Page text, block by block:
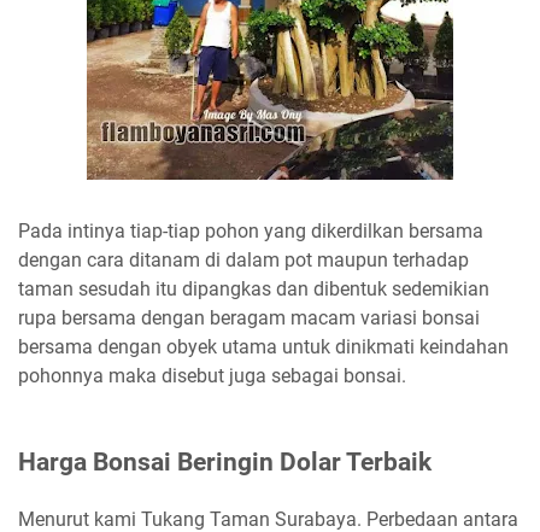
Pada intinya tiap-tiap pohon yang dikerdilkan bersama
dengan cara ditanam di dalam pot maupun terhadap
taman sesudah itu dipangkas dan dibentuk sedemikian
rupa bersama dengan beragam macam variasi bonsai
bersama dengan obyek utama untuk dinikmati keindahan
pohonnya maka disebut juga sebagai bonsai.
Harga Bonsai Beringin Dolar Terbaik
Menurut kami Tukang Taman Surabaya. Perbedaan antara